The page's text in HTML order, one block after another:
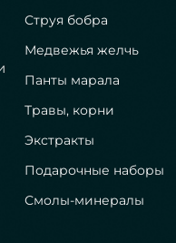
Струя бобра
Медвежья желчь
Панты марала
Травы, корни
Экстракты
Подарочные наборы
Смолы-минералы